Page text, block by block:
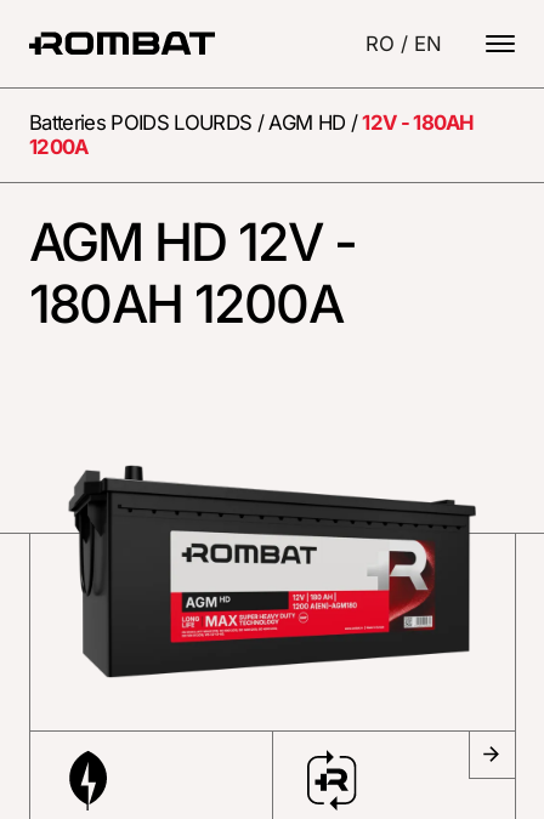
RO / EN
Batteries POIDS LOURDS / AGM HD /12V - 180AH
1200A
AGM HD 12V -
180AH 1200A